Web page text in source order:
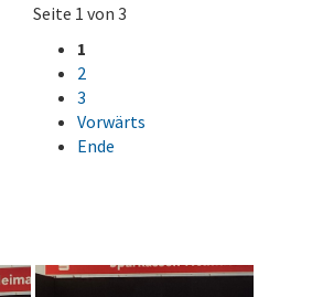
Seite 1 von 3
1
2
3
Vorwärts
Ende